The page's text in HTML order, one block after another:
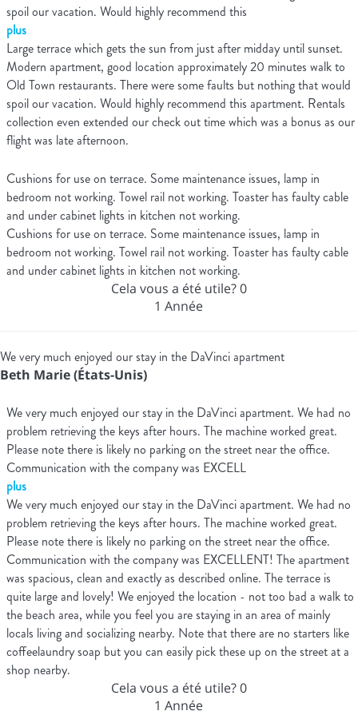
spoil our vacation. Would highly recommend this
plus
Large terrace which gets the sun from just after midday until sunset.
Modern apartment, good location approximately 20 minutes walk to
Old Town restaurants. There were some faults but nothing that would
spoil our vacation. Would highly recommend this apartment. Rentals
collection even extended our check out time which was a bonus as our
flight was late afternoon.
Cushions for use on terrace. Some maintenance issues, lamp in
bedroom not working. Towel rail not working. Toaster has faulty cable
and under cabinet lights in kitchen not working.
Cushions for use on terrace. Some maintenance issues, lamp in
bedroom not working. Towel rail not working. Toaster has faulty cable
and under cabinet lights in kitchen not working.
Cela vous a été utile?0
1 Année
We very much enjoyed our stay in the DaVinci apartment
Beth Marie (États-Unis)
We very much enjoyed our stay in the DaVinci apartment. We had no
problem retrieving the keys after hours. The machine worked great.
Please note there is likely no parking on the street near the office.
Communication with the company was EXCELL
plus
We very much enjoyed our stay in the DaVinci apartment. We had no
problem retrieving the keys after hours. The machine worked great.
Please note there is likely no parking on the street near the office.
Communication with the company was EXCELLENT! The apartment
was spacious, clean and exactly as described online. The terrace is
quite large and lovely! We enjoyed the location - not too bad a walk to
the beach area, while you feel you are staying in an area of mainly
locals living and socializing nearby. Note that there are no starters like
coffeelaundry soap but you can easily pick these up on the street at a
shop nearby.
Cela vous a été utile?0
1 Année